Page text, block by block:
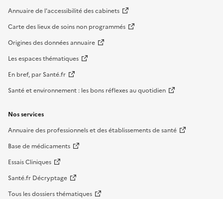
Annuaire de l'accessibilité des cabinets
Carte des lieux de soins non programmés
Origines des données annuaire
Les espaces thématiques
En bref, par Santé.fr
Santé et environnement : les bons réflexes au quotidien
Nos services
Annuaire des professionnels et des établissements de santé
Base de médicaments
Essais Cliniques
Santé.fr Décryptage
Tous les dossiers thématiques